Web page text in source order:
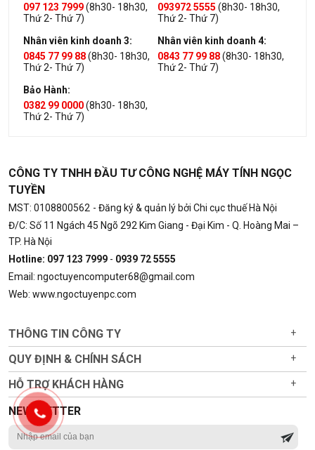
Sau khi xem những thông tin bên trên, có lẽ bạn đã đưa ra
được quyết định về việc có nên mua
màn hình máy tính cũ
LG-27MP68VQ-P 27 inch LCDhay không. Và để bạn chắc
chắn hơn về điều đó, chúng tôi xin đưa ra thêm dưới đây
những thông tin về thông số của sản phẩm:
Hãng sản xuất
Kích Thước Màn Hình 27”
Độ Sáng Màn Hình
Độ Phân Giải Màn Hình
Hỗ trợ màu
3. Hướng dẫn cách sử dụng màn hình
máy tính cũ LG-27MP68VQ-P 27 inch
LCD tăng tuổi thọ
097 123 7999(8h30- 18h30,
Thứ 2- Thứ 7)
093972 5555 (8h30- 18h30,
Thứ 2- Thứ 7)
Nhân viên kinh doanh 3:
0845 77 99 88(8h30- 18h30,
Thứ 2- Thứ 7)
Nhân viên kinh doanh 4:
0843 77 99 88(8h30- 18h30,
Thứ 2- Thứ 7)
Bảo Hành:
0382 99 0000(8h30- 18h30,
Thứ 2- Thứ 7)
CÔNG TY TNHH ĐẦU TƯ CÔNG NGHỆ MÁY TÍNH NGỌC
TUYỀN
MST: 0108800562 - Đăng ký & quản lý bởi Chi cục thuế Hà Nội
Đ/C: Số 11 Ngách 45 Ngõ 292 Kim Giang - Đại Kim - Q. Hoàng Mai –
TP. Hà Nội
Hotline: 097 123 7999 - 0939 72 5555
Email: ngoctuyencomputer68@gmail.com
Web: www.ngoctuyenpc.com
THÔNG TIN CÔNG TY +
QUY ĐỊNH & CHÍNH SÁCH +
HỖ TRỢ KHÁCH HÀNG +
NEWSLETTER